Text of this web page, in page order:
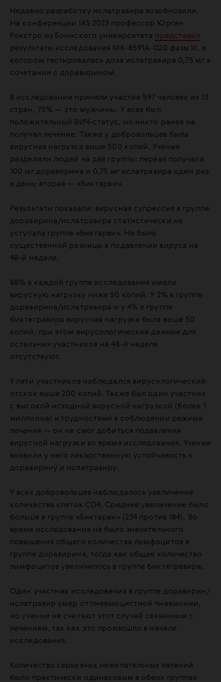
Недавно разработку ислатравира возобновили.
На конференции IAS 2023 профессор Юрген
Рокстро из Боннского университета представил
результаты исследования MK-8591A-020 фазы III, в
котором тестировалась доза ислатравира 0,75 мг в
сочетании с доравирином.
В исследовании приняли участие 597 человек из 13
стран, 75% — это мужчины. У всех был
положительный ВИЧ-статус, но никто ранее не
получал лечение. Также у добровольцев была
вирусная нагрузка выше 500 копий. Ученые
разделили людей на две группы: первая получала
100 мг доравирина и 0,75 мг ислатравира один раз
в день; вторая — «Биктарви».
Результаты показали: вирусная супрессия в группе
доравирина/ислатравира статистически не
уступала группе «Биктарви». Не было
существенной разницы в подавлении вируса на
48-й неделе.
88% в каждой группе исследования имели
вирусную нагрузку ниже 50 копий. У 2% в группе
доравирина/ислатравира и у 4% в группе
биктегравира вирусная нагрузка была выше 50
копий, при этом вирусологические данные для
остальных участников на 48-й неделе
отсутствуют.
У пяти участников наблюдался вирусологический
отскок выше 200 копий. Также был один участник
с высокой исходной вирусной нагрузкой (более 1
миллиона) и трудностями в соблюдении режима
лечения — он не смог добиться подавления
вирусной нагрузки во время исследования. Ученые
выявили у него лекарственную устойчивость к
доравирину и ислатравиру.
У всех добровольцев наблюдалось увеличение
количества клеток CD4. Среднее увеличение было
больше в группе «Биктарви» (234 против 184). Во
время исследования не было значительного
повышения общего количества лимфоцитов в
группе доравирина, тогда как общее количество
лимфоцитов увеличилось в группе биктегравира.
Один участник исследования в группе доравирин/
ислатравир умер от пневмоцистной пневмонии,
но ученые не считают этот случай связанным с
лечением, так как это произошло в начале
исследования.
Количество серьезных нежелательных явлений
было практически одинаковым в обеих группах